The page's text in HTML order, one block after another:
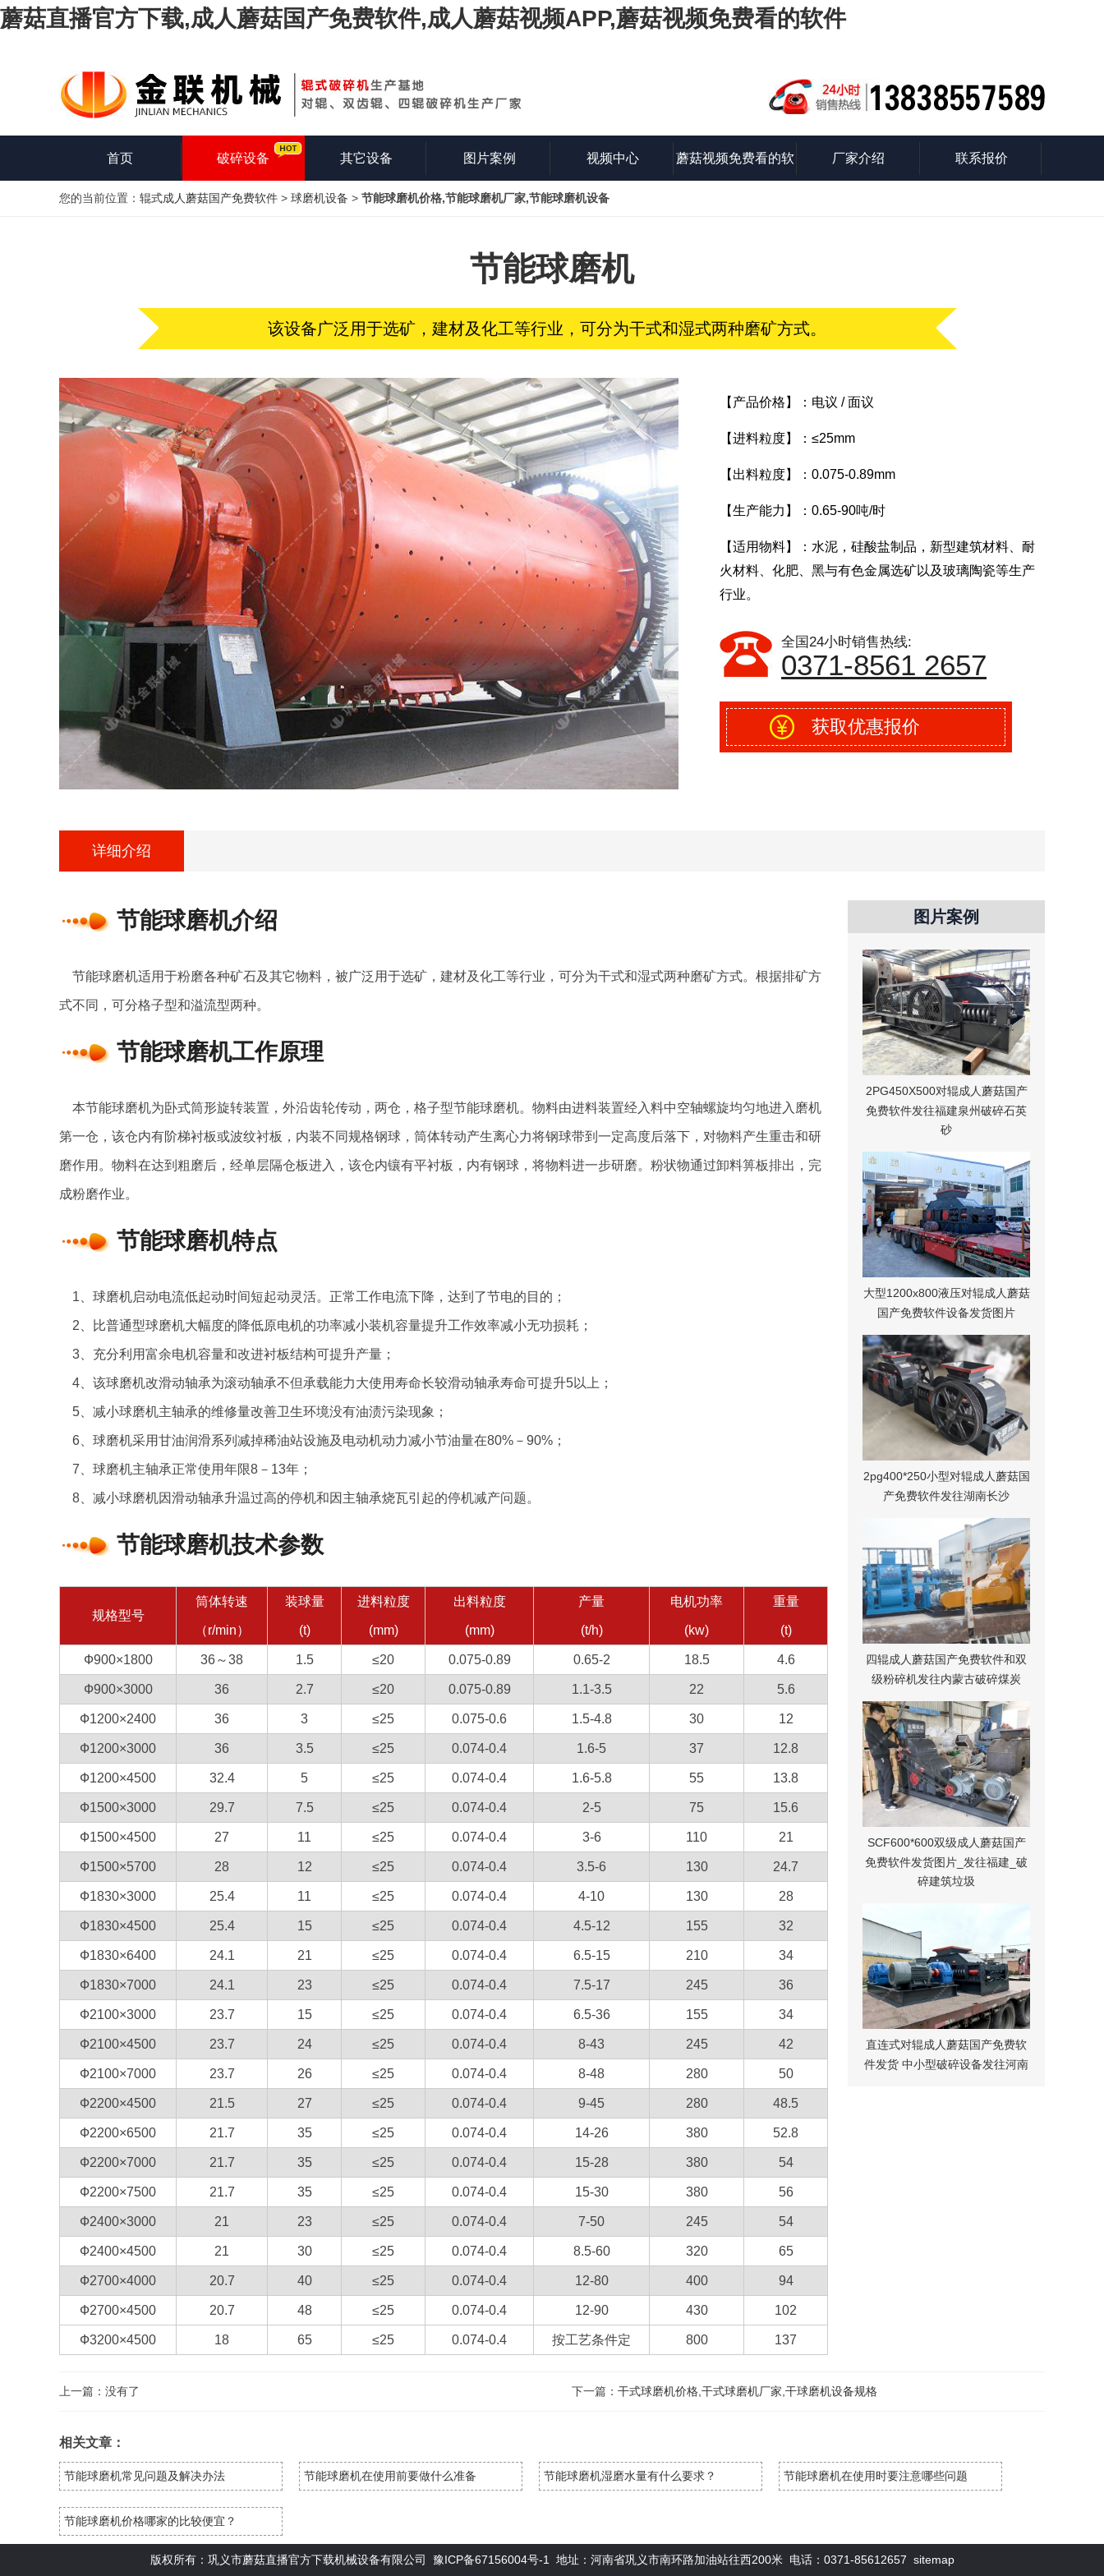
蘑菇直播官方下载,成人蘑菇国产免费软件,成人蘑菇视频APP,蘑菇视频免费看的软件
首页 破碎设备 其它设备 图片案例 视频中心 蘑菇视频免费看的软 厂家介绍 联系报价
您的当前位置： 辊式成人蘑菇国产免费软件 > 球磨机设备 > 节能球磨机价格,节能球磨机厂家,节能球磨机设备
节能球磨机
该设备广泛用于选矿，建材及化工等行业，可分为干式和湿式两种磨矿方式。
【产品价格】：电议 / 面议
【进料粒度】：≤25mm
【出料粒度】：0.075-0.89mm
【生产能力】：0.65-90吨/时
【适用物料】：水泥，硅酸盐制品，新型建筑材料、耐
火材料、化肥、黑与有色金属选矿以及玻璃陶瓷等生产
行业。
全国24小时销售热线:
0371-8561 2657
获取优惠报价
详细介绍
节能球磨机介绍
节能球磨机适用于粉磨各种矿石及其它物料，被广泛用于选矿，建材及化工等行业，可分为干式和湿式两种磨矿方式。根据排矿方
式不同，可分格子型和溢流型两种。
节能球磨机工作原理
本节能球磨机为卧式筒形旋转装置，外沿齿轮传动，两仓，格子型节能球磨机。物料由进料装置经入料中空轴螺旋均匀地进入磨机
第一仓，该仓内有阶梯衬板或波纹衬板，内装不同规格钢球，筒体转动产生离心力将钢球带到一定高度后落下，对物料产生重击和研
磨作用。物料在达到粗磨后，经单层隔仓板进入，该仓内镶有平衬板，内有钢球，将物料进一步研磨。粉状物通过卸料箅板排出，完
成粉磨作业。
节能球磨机特点
1、球磨机启动电流低起动时间短起动灵活。正常工作电流下降，达到了节电的目的；
2、比普通型球磨机大幅度的降低原电机的功率减小装机容量提升工作效率减小无功损耗；
3、充分利用富余电机容量和改进衬板结构可提升产量；
4、该球磨机改滑动轴承为滚动轴承不但承载能力大使用寿命长较滑动轴承寿命可提升5以上；
5、减小球磨机主轴承的维修量改善卫生环境没有油渍污染现象；
6、球磨机采用甘油润滑系列减掉稀油站设施及电动机动力减小节油量在80%－90%；
7、球磨机主轴承正常使用年限8－13年；
8、减小球磨机因滑动轴承升温过高的停机和因主轴承烧瓦引起的停机减产问题。
节能球磨机技术参数
规格型号
筒体转速
（r/min）
装球量
(t)
进料粒度
(mm)
出料粒度
(mm)
产量
(t/h)
电机功率
(kw)
重量
(t)
Ф900×1800 36～38 1.5 ≤20 0.075-0.89 0.65-2 18.5 4.6
Ф900×3000 36 2.7 ≤20 0.075-0.89 1.1-3.5 22 5.6
Ф1200×2400 36 3 ≤25 0.075-0.6 1.5-4.8 30 12
Ф1200×3000 36 3.5 ≤25 0.074-0.4 1.6-5 37 12.8
Ф1200×4500 32.4 5 ≤25 0.074-0.4 1.6-5.8 55 13.8
Ф1500×3000 29.7 7.5 ≤25 0.074-0.4 2-5 75 15.6
Ф1500×4500 27 11 ≤25 0.074-0.4 3-6 110 21
Ф1500×5700 28 12 ≤25 0.074-0.4 3.5-6 130 24.7
Ф1830×3000 25.4 11 ≤25 0.074-0.4 4-10 130 28
Ф1830×4500 25.4 15 ≤25 0.074-0.4 4.5-12 155 32
Ф1830×6400 24.1 21 ≤25 0.074-0.4 6.5-15 210 34
Ф1830×7000 24.1 23 ≤25 0.074-0.4 7.5-17 245 36
Ф2100×3000 23.7 15 ≤25 0.074-0.4 6.5-36 155 34
Ф2100×4500 23.7 24 ≤25 0.074-0.4 8-43 245 42
Ф2100×7000 23.7 26 ≤25 0.074-0.4 8-48 280 50
Ф2200×4500 21.5 27 ≤25 0.074-0.4 9-45 280 48.5
Ф2200×6500 21.7 35 ≤25 0.074-0.4 14-26 380 52.8
Ф2200×7000 21.7 35 ≤25 0.074-0.4 15-28 380 54
Ф2200×7500 21.7 35 ≤25 0.074-0.4 15-30 380 56
Ф2400×3000 21 23 ≤25 0.074-0.4 7-50 245 54
Ф2400×4500 21 30 ≤25 0.074-0.4 8.5-60 320 65
Ф2700×4000 20.7 40 ≤25 0.074-0.4 12-80 400 94
Ф2700×4500 20.7 48 ≤25 0.074-0.4 12-90 430 102
Ф3200×4500 18 65 ≤25 0.074-0.4 按工艺条件定 800 137
图片案例
2PG450X500对辊成人蘑菇国产
免费软件发往福建泉州破碎石英
砂
大型1200x800液压对辊成人蘑菇
国产免费软件设备发货图片
2pg400*250小型对辊成人蘑菇国
产免费软件发往湖南长沙
四辊成人蘑菇国产免费软件和双
级粉碎机发往内蒙古破碎煤炭
SCF600*600双级成人蘑菇国产
免费软件发货图片_发往福建_破
碎建筑垃圾
直连式对辊成人蘑菇国产免费软
件发货 中小型破碎设备发往河南
上一篇：没有了 下一篇： 干式球磨机价格,干式球磨机厂家,干球磨机设备规格
相关文章：
节能球磨机常见问题及解决办法 节能球磨机在使用前要做什么准备 节能球磨机湿磨水量有什么要求？ 节能球磨机在使用时要注意哪些问题
节能球磨机价格哪家的比较便宜？
版权所有：巩义市蘑菇直播官方下载机械设备有限公司 豫ICP备67156004号-1 地址：河南省巩义市南环路加油站往西200米 电话：0371-85612657 sitemap